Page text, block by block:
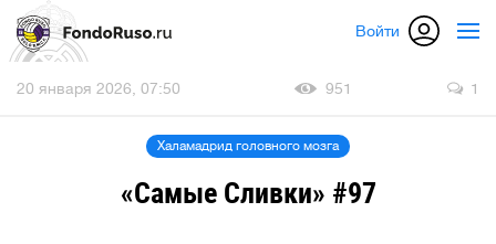
Войти
20 января 2026, 07:50 951 1
Халамадрид головного мозга
«Самые Сливки» #97